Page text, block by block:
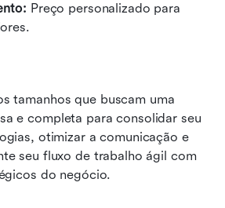
Preço personalizado para
tamanhos que buscam uma
e completa para consolidar seu
otimizar a comunicação e
seu fluxo de trabalho ágil com
do negócio.